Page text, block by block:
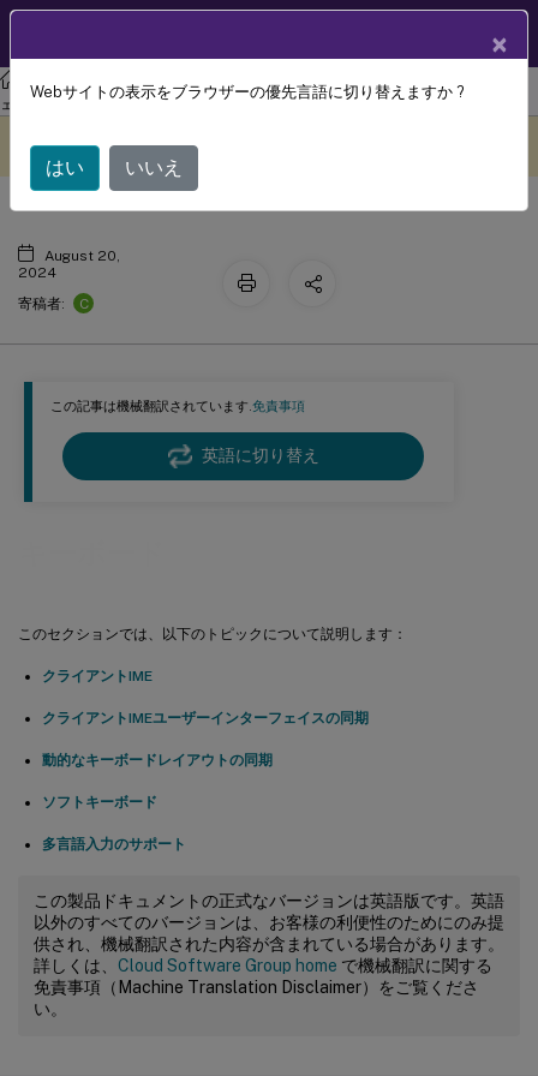
リナックス バーチャル デリバリー エージェント
Linux 仮想配信エージ
ェント 2311
この記事は機械翻訳されています.免責事項
英語に切り替え
このセクションでは、以下のトピックについて説明します：
クライアントIME
クライアントIMEユーザーインターフェイスの同期
動的なキーボードレイアウトの同期
ソフトキーボード
多言語入力のサポート
この製品ドキュメントの正式なバージョンは英語版です。英語
以外のすべてのバージョンは、お客様の利便性のためにのみ提
供され、機械翻訳された内容が含まれている場合があります。
詳しくは、 Cloud Software Group home で機械翻訳に関する
免責事項（Machine Translation Disclaimer）をご覧くださ
い。
翻訳されています。
キーボード
August 20,
2024
寄稿者:
C
×
Webサイトの表示をブラウザーの優先言語に切り替えますか ?
はい いいえ